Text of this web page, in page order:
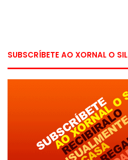
SUBSCRÍBETE AO XORNAL O SIL